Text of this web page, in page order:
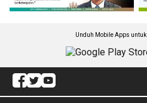
Unduh Mobile Apps